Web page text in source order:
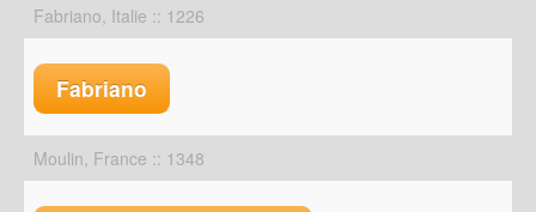
Fabriano, Italie :: 1226
Fabriano
Moulin, France :: 1348